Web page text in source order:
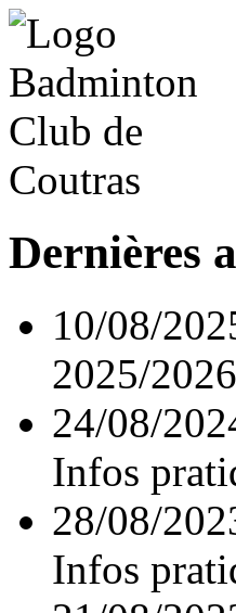
Dernières
10/08/
2025/
24/08/
Infos
28/08/
Infos